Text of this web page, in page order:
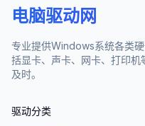
电脑驱动网
专业提供Windows系统各类
括显卡、声卡、网卡、打印机
及时。
驱动分类